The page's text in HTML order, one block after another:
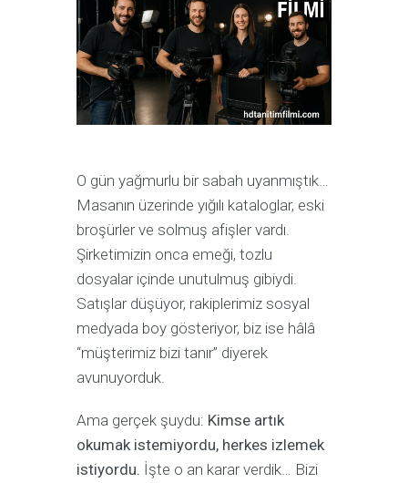
O gün yağmurlu bir sabah uyanmıştık…
Masanın üzerinde yığılı kataloglar, eski
broşürler ve solmuş afişler vardı.
Şirketimizin onca emeği, tozlu
dosyalar içinde unutulmuş gibiydi.
Satışlar düşüyor, rakiplerimiz sosyal
medyada boy gösteriyor, biz ise hâlâ
“müşterimiz bizi tanır” diyerek
avunuyorduk.
Ama gerçek şuydu: Kimse artık
okumak istemiyordu, herkes izlemek
istiyordu. İşte o an karar verdik… Bizi